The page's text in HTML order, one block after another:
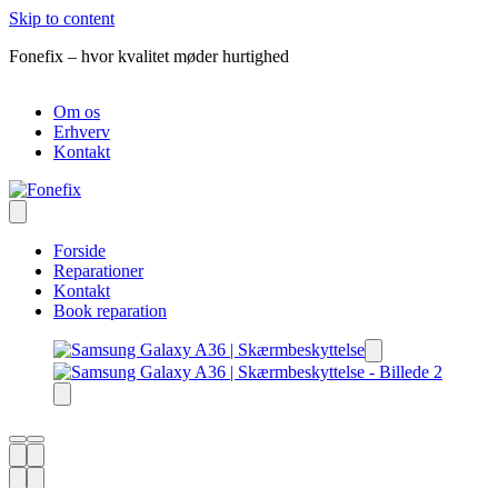
Skip to content
Fonefix – hvor kvalitet møder hurtighed
Om os
Erhverv
Kontakt
Forside
Reparationer
Kontakt
Book reparation